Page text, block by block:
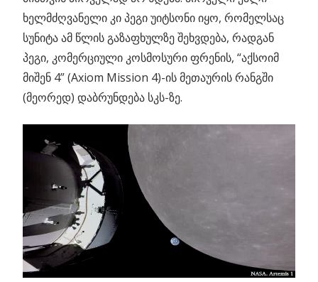
ხელმძღვანელი კი პეგი უიტსონი იყო, რომელსაც
სუნიტა ამ წლის გაზაფხულზე შეხვდება, რადგან
პეგი, კომერციული კოსმოსური ფრენის, “აქსოიმ
მიშენ 4” (Axiom Mission 4)-ის მეთაურის რანგში
(მეორედ) დაბრუნდება სკს-ზე.